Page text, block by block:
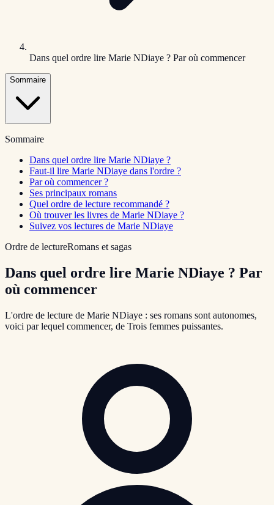
Dans quel ordre lire Marie NDiaye ? Par où commencer
Sommaire
Sommaire
Dans quel ordre lire Marie NDiaye ?
Faut-il lire Marie NDiaye dans l'ordre ?
Par où commencer ?
Ses principaux romans
Quel ordre de lecture recommandé ?
Où trouver les livres de Marie NDiaye ?
Suivez vos lectures de Marie NDiaye
Ordre de lectureRomans et sagas
Dans quel ordre lire Marie NDiaye ? Par
où commencer
L'ordre de lecture de Marie NDiaye : ses romans sont autonomes,
voici par lequel commencer, de Trois femmes puissantes.